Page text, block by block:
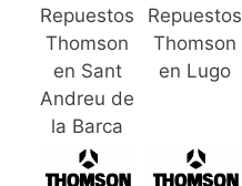
Repuestos
Thomson
en Sant
Andreu de
la Barca
Repuestos
Thomson
en Lugo